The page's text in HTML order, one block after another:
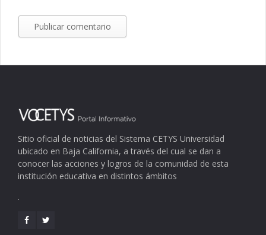
Sitio oficial de noticias del Sistema CETYS Universidad
ubicado en Baja California, a través del cual se dan a
conocer las acciones y logros de la comunidad de esta
institución educativa en distintos ámbitos
.